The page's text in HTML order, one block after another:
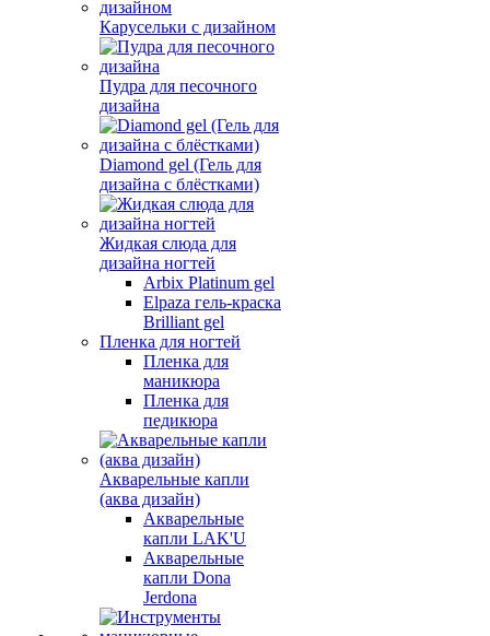
Карусельки с дизайном
Пудра для песочного
дизайна
Diamond gel (Гель для
дизайна с блёстками)
Жидкая слюда для
дизайна ногтей
Arbix Platinum gel
Elpaza гель-краска
Brilliant gel
Пленка для ногтей
Пленка для
маникюра
Пленка для
педикюра
Акварельные капли
(аква дизайн)
Акварельные
капли LAK'U
Акварельные
капли Dona
Jerdona